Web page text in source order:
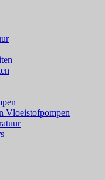
Vloeistofpompen